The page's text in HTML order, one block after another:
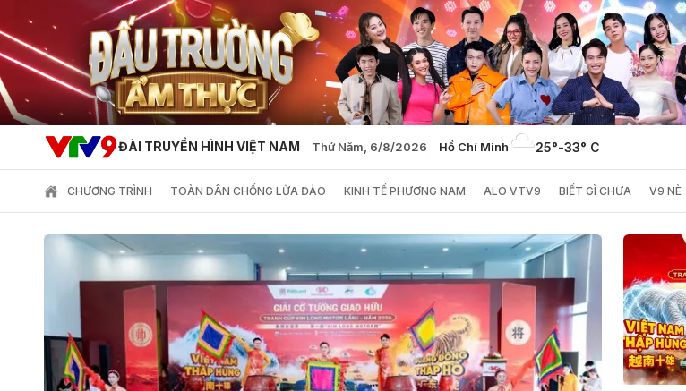
ĐÀI TRUYỀN HÌNH VIỆT NAM Thứ Năm, 6/8/2026 Hồ Chí Minh 25°-33° C
CHƯƠNG TRÌNH TOÀN DÂN CHỐNG LỪA ĐẢO KINH TẾ PHƯƠNG NAM ALO VTV9 BIẾT GÌ CHƯA V9 NÈ